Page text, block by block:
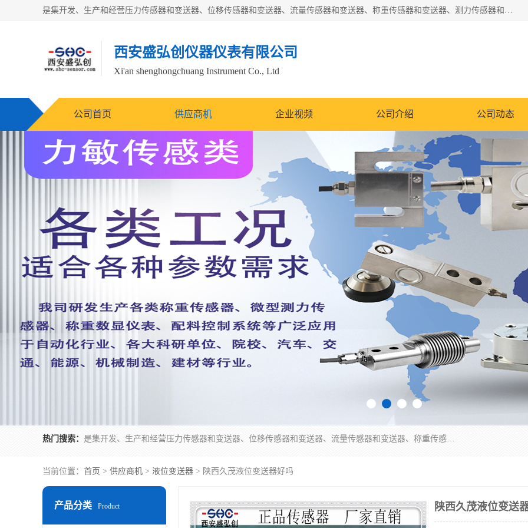
是集开发、生产和经营压力传感器和变送器、位移传感器和变送器、流量传感器和变送器、称重传感器和变送器、测力传感器和变送器、温湿度传感器和变送器、扭矩传感器、智能数显控制仪表等产品的化高新技术企业。
西安盛弘创仪器仪表有限公司
Xi'an shenghongchuang Instrument Co., Ltd
公司首页 供应商机 企业视频 公司介绍 公司动态
热门搜索： 是集开发、生产和经营压力传感器和变送器、位移传感器和变送器、流量传感器和变送器、称重传感器和变送器、测力传感器和变送器、温湿度传感器和变送器、扭矩传感器、智能数显控制仪表等产品的化高新技术企业。
当前位置： 首页 > 供应商机 > 液位变送器 > 陕西久茂液位变送器好吗
产品分类 Product 陕西久茂液位变送